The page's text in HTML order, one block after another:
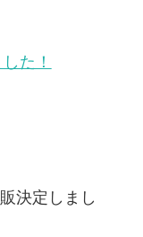
た！
決定しまし